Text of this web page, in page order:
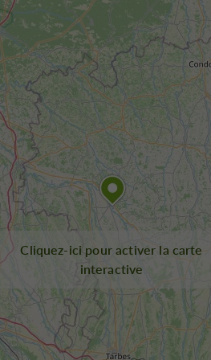
Cliquez-ici pour activer la carte
interactive